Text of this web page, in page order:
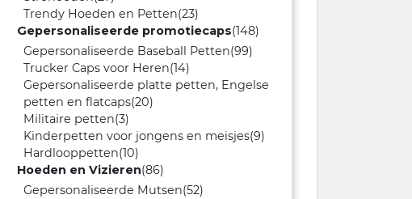
Trendy Hoeden en Petten(23)
Gepersonaliseerde promotiecaps(148)
Gepersonaliseerde Baseball Petten(99)
Trucker Caps voor Heren(14)
Gepersonaliseerde platte petten, Engelse
petten en flatcaps(20)
Militaire petten(3)
Kinderpetten voor jongens en meisjes(9)
Hardlooppetten(10)
Hoeden en Vizieren(86)
Gepersonaliseerde Mutsen(52)